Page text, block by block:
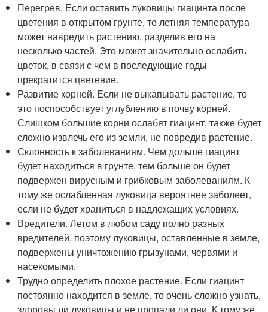
Перегрев. Если оставить луковицы гиацинта после
цветения в открытом грунте, то летняя температура
может навредить растению, разделив его на
несколько частей. Это может значительно ослабить
цветок, в связи с чем в последующие годы
прекратится цветение.
Развитие корней. Если не выкапывать растение, то
это поспособствует углублению в почву корней.
Слишком большие корни ослабят гиацинт, также будет
сложно извлечь его из земли, не повредив растение.
Склонность к заболеваниям. Чем дольше гиацинт
будет находиться в грунте, тем больше он будет
подвержен вирусным и грибковым заболеваниям. К
тому же ослабленная луковица вероятнее заболеет,
если не будет храниться в надлежащих условиях.
Вредители. Летом в любом саду полно разных
вредителей, поэтому луковицы, оставленные в земле,
подвержены уничтожению грызунами, червями и
насекомыми.
Трудно определить плохое растение. Если гиацинт
постоянно находится в земле, то очень сложно узнать,